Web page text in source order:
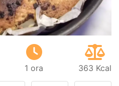
1 ora 363 Kcal